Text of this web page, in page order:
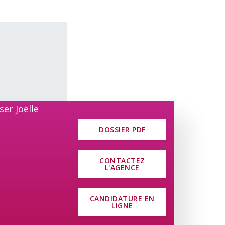
DOSSIER PDF
CONTACTEZ
L'AGENCE
CANDIDATURE EN
LIGNE